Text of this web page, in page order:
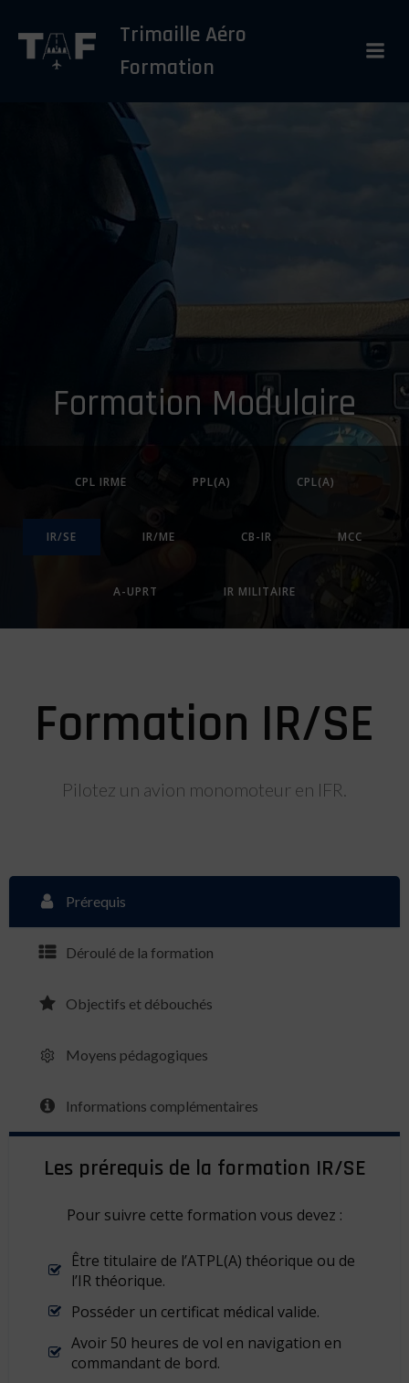
au
Trimaille Aéro
Formation
Formation Modulaire
CPL IRME PPL(A) CPL(A)
IR/SE IR/ME CB-IR MCC
A-UPRT IR MILITAIRE
Formation IR/SE
Pilotez un avion monomoteur en IFR.
Prérequis
Déroulé de la formation
Objectifs et débouchés
Moyens pédagogiques
Informations complémentaires
Les prérequis de la formation IR/SE
Pour suivre cette formation vous devez :
Être titulaire de l’ATPL(A) théorique ou de
l’IR théorique.
Posséder un certificat médical valide.
Avoir 50 heures de vol en navigation en
commandant de bord.